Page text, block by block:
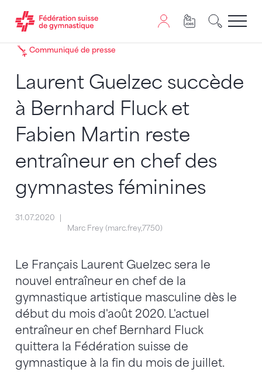
Passer au contenu
Naviguer vers le plan du siten
JavaScript est nécessaire pour naviguer sur ce site.
Communiqué de presse
Laurent Guelzec succède
à Bernhard Fluck et
Fabien Martin reste
entraîneur en chef des
gymnastes féminines
31.07.2020
Marc Frey (marc.frey,7750)
Le Français Laurent Guelzec sera le
nouvel entraîneur en chef de la
gymnastique artistique masculine dès le
début du mois d'août 2020. L'actuel
entraîneur en chef Bernhard Fluck
quittera la Fédération suisse de
gymnastique à la fin du mois de juillet.